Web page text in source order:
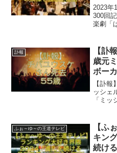
士」
配信
2023年
300回
楽劇「
U-
けな
いです
訃報
【訃
歳元
ボー
【訃
ッシェ
「ミ
ボー
ｙ」
さん
報道が
ふぉ～ゆ～の王道テレビ
【ふ
キン
続け